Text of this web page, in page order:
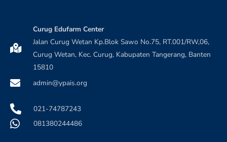
Curug Edufarm Center
Jalan Curug Wetan Kp.Blok Sawo No.75, RT.001/RW,06,
Curug Wetan, Kec. Curug, Kabupaten Tangerang, Banten
15810
admin@ypais.org
021-74787243
081380244486